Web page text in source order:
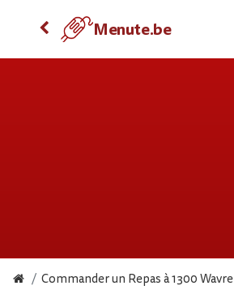
Menute.be
Commander un Repas à 1300 Wavre